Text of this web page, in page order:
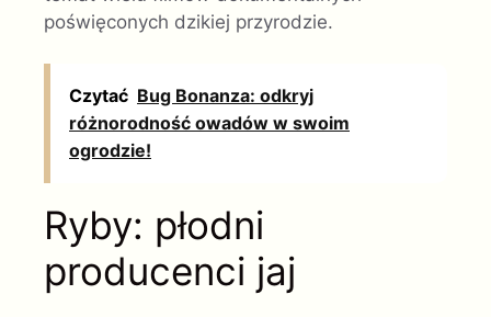
poświęconych dzikiej przyrodzie.
Czytać Bug Bonanza: odkryj
różnorodność owadów w swoim
ogrodzie!
Ryby: płodni
producenci jaj